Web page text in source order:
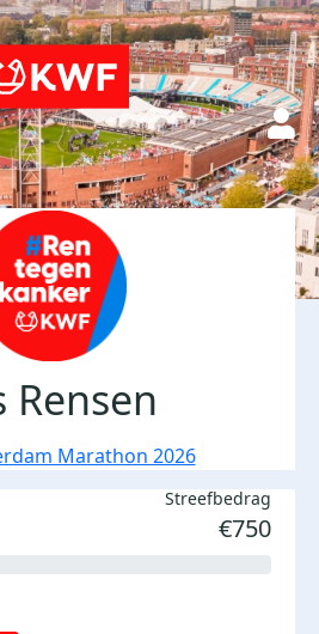
Rensen
Marathon 2026
Streefbedrag
€750